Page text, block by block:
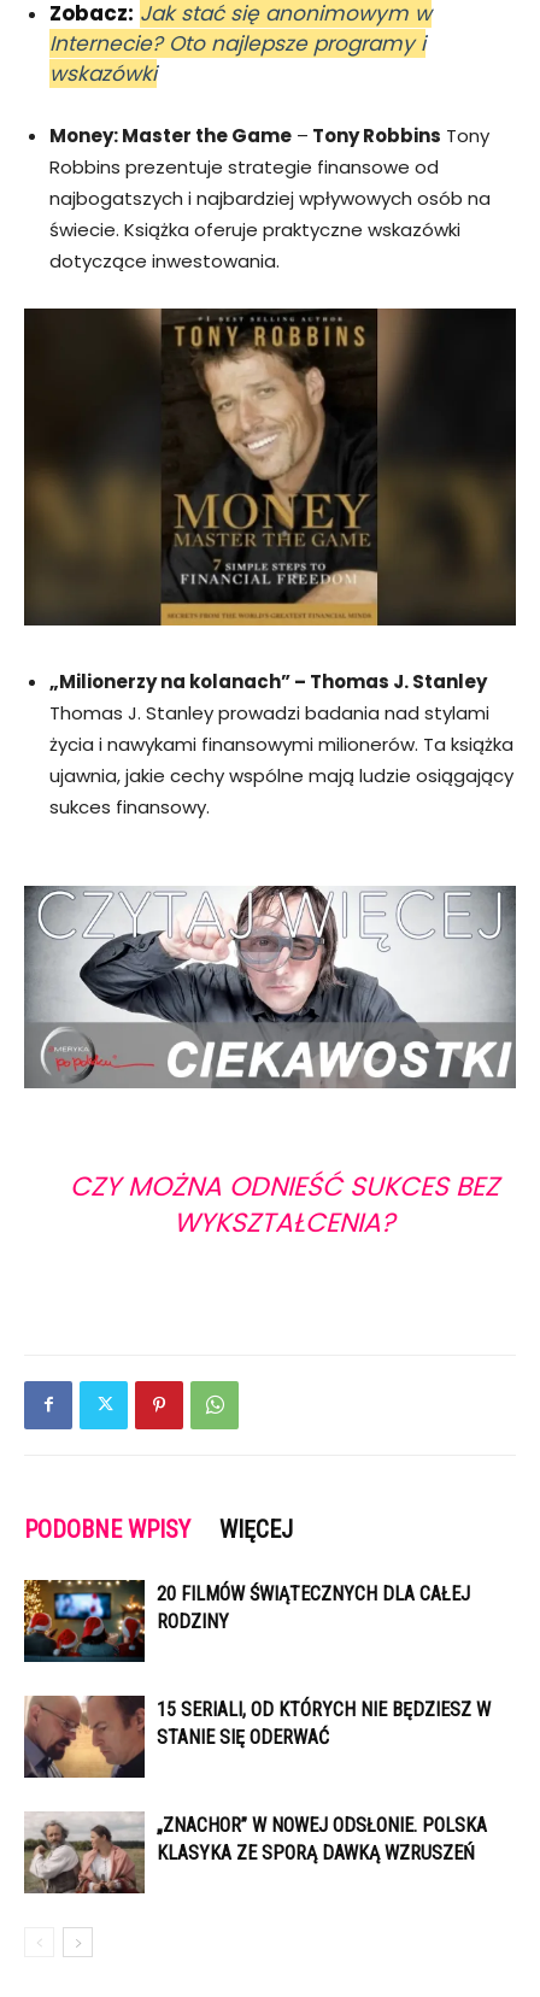
Zobacz: Jak stać się anonimowym w
Internecie? Oto najlepsze programy i
wskazówki
Money: Master the Game – Tony Robbins Tony
Robbins prezentuje strategie finansowe od
najbogatszych i najbardziej wpływowych osób na
świecie. Książka oferuje praktyczne wskazówki
dotyczące inwestowania.
„Milionerzy na kolanach” – Thomas J. Stanley
Thomas J. Stanley prowadzi badania nad stylami
życia i nawykami finansowymi milionerów. Ta książka
ujawnia, jakie cechy wspólne mają ludzie osiągający
sukces finansowy.
CZY MOŻNA ODNIEŚĆ SUKCES BEZ
WYKSZTAŁCENIA?
PODOBNE WPISY WIĘCEJ
20 FILMÓW ŚWIĄTECZNYCH DLA CAŁEJ
RODZINY
15 SERIALI, OD KTÓRYCH NIE BĘDZIESZ W
STANIE SIĘ ODERWAĆ
„ZNACHOR” W NOWEJ ODSŁONIE. POLSKA
KLASYKA ZE SPORĄ DAWKĄ WZRUSZEŃ